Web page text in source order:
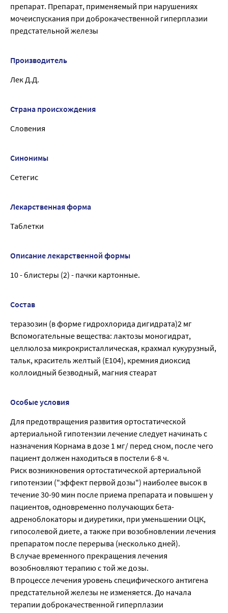
препарат. Препарат, применяемый при нарушениях
мочеиспускания при доброкачественной гиперплазии
предстательной железы
Производитель
Лек Д.Д.
Страна происхождения
Словения
Синонимы
Сетегис
Лекарственная форма
Таблетки
Описание лекарственной формы
10 - блистеры (2) - пачки картонные.
Состав
теразозин (в форме гидрохлорида дигидрата)2 мг
Вспомогательные вещества: лактозы моногидрат,
целлюлоза микрокристаллическая, крахмал кукурузный,
тальк, краситель желтый (E104), кремния диоксид
коллоидный безводный, магния стеарат
Особые условия
Для предотвращения развития ортостатической
артериальной гипотензии лечение следует начинать с
назначения Корнама в дозе 1 мг/ перед сном, после чего
пациент должен находиться в постели 6-8 ч.
Риск возникновения ортостатической артериальной
гипотензии ("эффект первой дозы") наиболее высок в
течение 30-90 мин после приема препарата и повышен у
пациентов, одновременно получающих бета-
адреноблокаторы и диуретики, при уменьшении ОЦК,
гипосолевой диете, а также при возобновлении лечения
препаратом после перерыва (несколько дней).
В случае временного прекращения лечения
возобновляют терапию с той же дозы.
В процессе лечения уровень специфического антигена
предстательной железы не изменяется. До начала
терапии доброкачественной гиперплазии